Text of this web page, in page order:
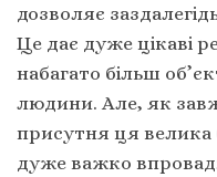
дозволяє
Це дає дуже цікаві
набагато більш
людини. Але, як
присутня ця велика
дуже важко